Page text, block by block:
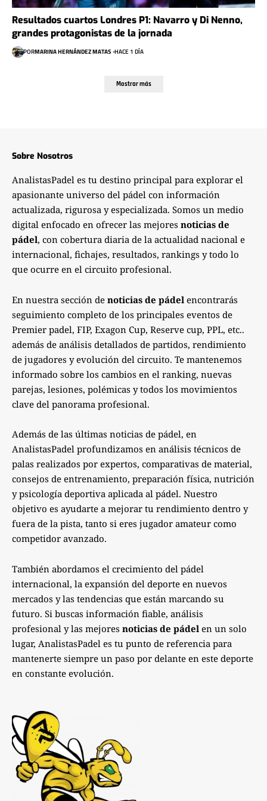
Resultados cuartos Londres P1: Navarro y Di Nenno,
grandes protagonistas de la jornada
PORMARINA HERNÁNDEZ MATAS HACE 1 DÍA
Mostrar más
Sobre Nosotros
AnalistasPadel es tu destino principal para explorar el
apasionante universo del pádel con información
actualizada, rigurosa y especializada. Somos un medio
digital enfocado en ofrecer las mejores noticias de
pádel, con cobertura diaria de la actualidad nacional e
internacional, fichajes, resultados, rankings y todo lo
que ocurre en el circuito profesional.
En nuestra sección de noticias de pádel encontrarás
seguimiento completo de los principales eventos de
Premier padel, FIP, Exagon Cup, Reserve cup, PPL, etc..
además de análisis detallados de partidos, rendimiento
de jugadores y evolución del circuito. Te mantenemos
informado sobre los cambios en el ranking, nuevas
parejas, lesiones, polémicas y todos los movimientos
clave del panorama profesional.
Además de las últimas noticias de pádel, en
AnalistasPadel profundizamos en análisis técnicos de
palas realizados por expertos, comparativas de material,
consejos de entrenamiento, preparación física, nutrición
y psicología deportiva aplicada al pádel. Nuestro
objetivo es ayudarte a mejorar tu rendimiento dentro y
fuera de la pista, tanto si eres jugador amateur como
competidor avanzado.
También abordamos el crecimiento del pádel
internacional, la expansión del deporte en nuevos
mercados y las tendencias que están marcando su
futuro. Si buscas información fiable, análisis
profesional y las mejores noticias de pádel en un solo
lugar, AnalistasPadel es tu punto de referencia para
mantenerte siempre un paso por delante en este deporte
en constante evolución.